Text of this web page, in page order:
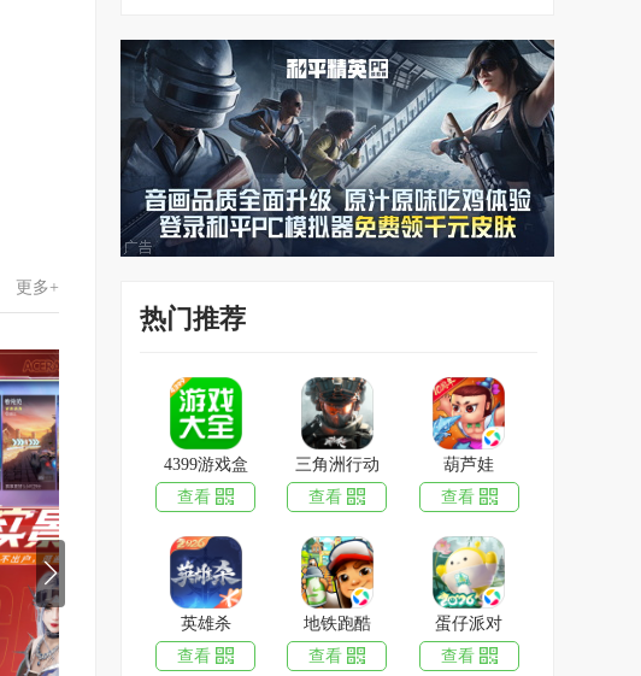
更多+
热门推荐
4399游戏盒
查看
三角洲行动
查看
葫芦娃
查看
英雄杀
查看
地铁跑酷
查看
蛋仔派对
查看
蛋仔派对
1.99GB 2026-06-30
下载